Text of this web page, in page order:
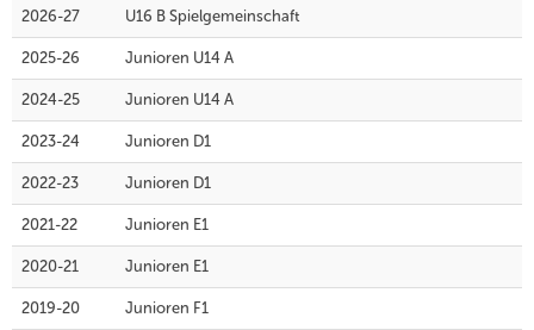
2026-27 U16 B Spielgemeinschaft
2025-26 Junioren U14 A
2024-25 Junioren U14 A
2023-24 Junioren D1
2022-23 Junioren D1
2021-22 Junioren E1
2020-21 Junioren E1
2019-20 Junioren F1